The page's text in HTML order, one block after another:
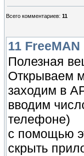
Всего комментариев: 11
11 FreeMAN
Полезная
Открываем
заходим в
вводим
телефоне)
с помощью
скрыть